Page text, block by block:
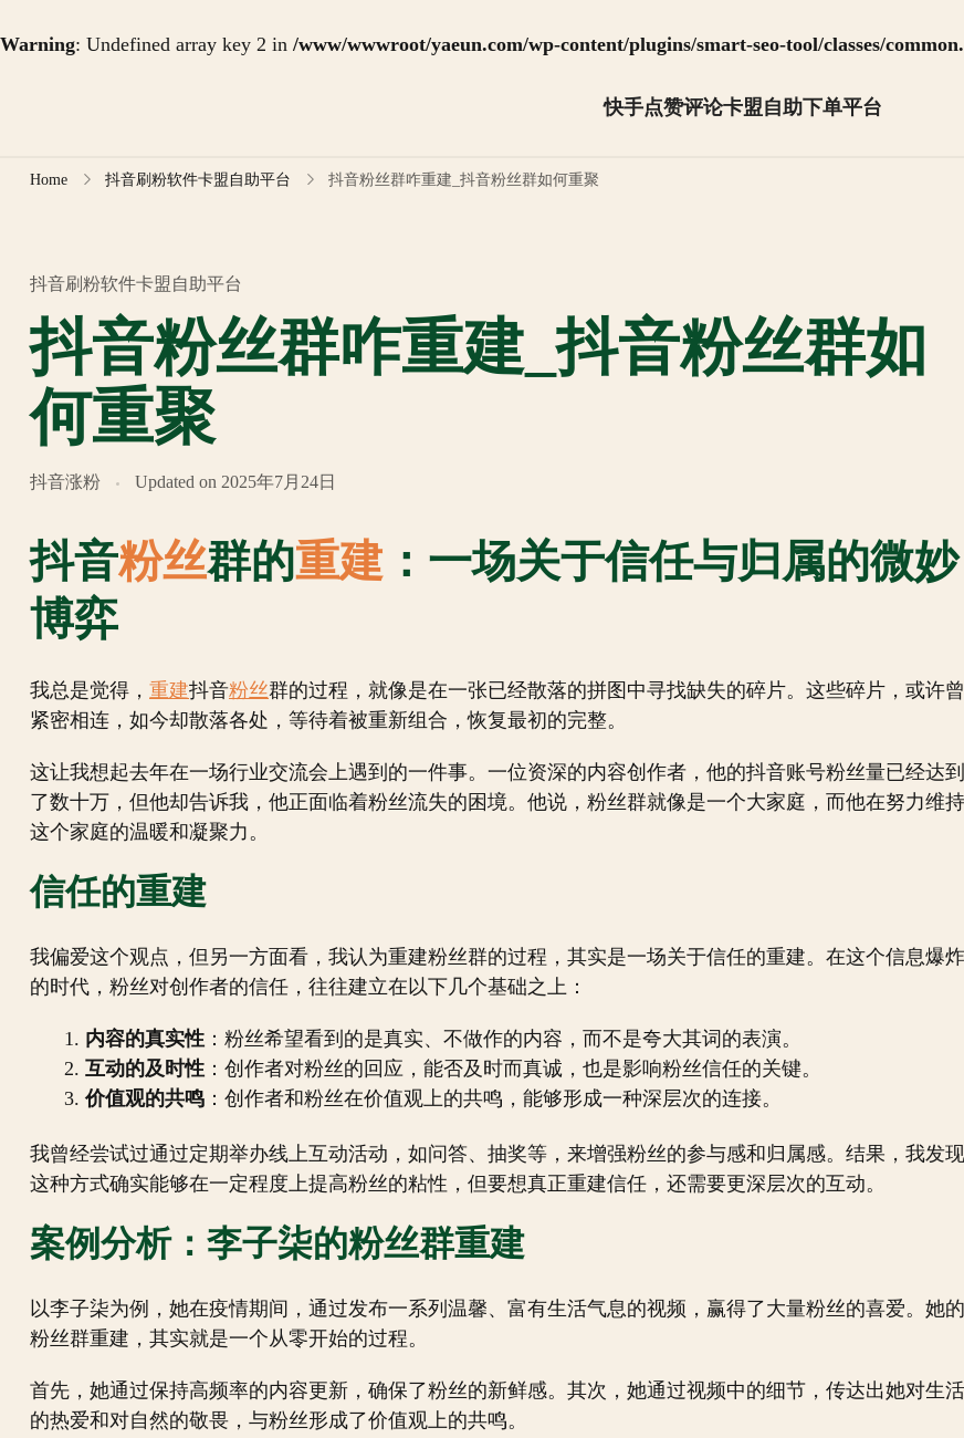
Warning: Undefined array key 2 in /www/wwwroot/yaeun.com/wp-content/plugins/smart-seo-tool/classes/
快手点赞评论卡盟自助下单平台
Home 抖音刷粉软件卡盟自助平台 抖音粉丝群咋重建_抖音粉丝群如何重聚
抖音刷粉软件卡盟自助平台
抖音粉丝群咋重建_抖音粉丝群如
何重聚
抖音涨粉 Updated on 2025年7月24日
抖音粉丝群的重建 ：一场关于信任与归属的微妙
博弈
我总是觉得， 重建抖音粉丝群的过程，就像是在一张已经散落的拼图中寻找缺失的碎片。这些碎片，或许曾
紧密相连，如今却散落各处，等待着被重新组合，恢复最初的完整。
这让我想起去年在一场行业交流会上遇到的一件事。一位资深的内容创作者，他的抖音账号粉丝量已经达到
了数十万，但他却告诉我，他正面临着粉丝流失的困境。他说，粉丝群就像是一个大家庭，而他在努力维持
这个家庭的温暖和凝聚力。
信任的重建
我偏爱这个观点，但另一方面看，我认为重建粉丝群的过程，其实是一场关于信任的重建。在这个信息爆炸
的时代，粉丝对创作者的信任，往往建立在以下几个基础之上：
内容的真实性：粉丝希望看到的是真实、不做作的内容，而不是夸大其词的表演。
互动的及时性：创作者对粉丝的回应，能否及时而真诚，也是影响粉丝信任的关键。
价值观的共鸣：创作者和粉丝在价值观上的共鸣，能够形成一种深层次的连接。
我曾经尝试过通过定期举办线上互动活动，如问答、抽奖等，来增强粉丝的参与感和归属感。结果，我发现
这种方式确实能够在一定程度上提高粉丝的粘性，但要想真正重建信任，还需要更深层次的互动。
案例分析：李子柒的粉丝群重建
以李子柒为例，她在疫情期间，通过发布一系列温馨、富有生活气息的视频，赢得了大量粉丝的喜爱。她的
粉丝群重建，其实就是一个从零开始的过程。
首先，她通过保持高频率的内容更新，确保了粉丝的新鲜感。其次，她通过视频中的细节，传达出她对生活
的热爱和对自然的敬畏，与粉丝形成了价值观上的共鸣。